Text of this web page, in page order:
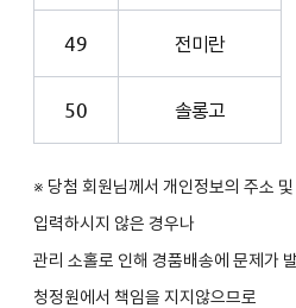
49 전미란
50 솔롱고
※ 당첨 회원님께서 개인정보의 주소
입력하시지 않은 경우나
관리 소홀로 인해 경품배송에 문제가
청정원에서 책임을 지지않으므로